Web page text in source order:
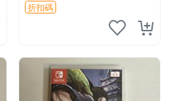
折扣碼